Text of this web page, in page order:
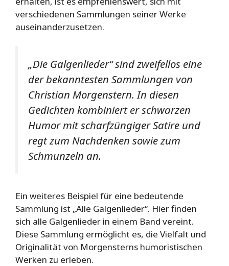
verschiedenen Sammlungen seiner Werke
auseinanderzusetzen.
„Die Galgenlieder“ sind zweifellos eine
der bekanntesten Sammlungen von
Christian Morgenstern. In diesen
Gedichten kombiniert er schwarzen
Humor mit scharfzüngiger Satire und
regt zum Nachdenken sowie zum
Schmunzeln an.
Ein weiteres Beispiel für eine bedeutende
Sammlung ist „Alle Galgenlieder“. Hier finden
sich alle Galgenlieder in einem Band vereint.
Diese Sammlung ermöglicht es, die Vielfalt und
Originalität von Morgensterns humoristischen
Werken zu erleben.